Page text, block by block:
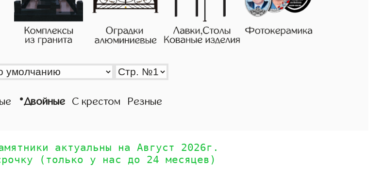
•Двойные С крестом Резные
актуальны на Август 2026г.
(только у нас до 24 месяцев)